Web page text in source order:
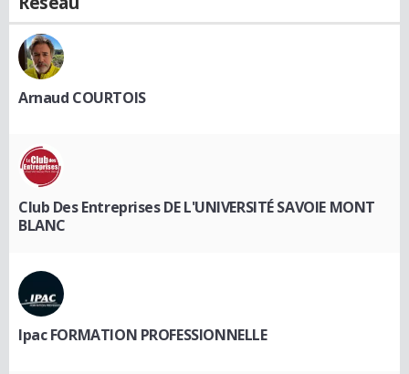
Arnaud COURTOIS
Club Des Entreprises DE L'UNIVERSITÉ SAVOIE MONT
BLANC
Ipac FORMATION PROFESSIONNELLE